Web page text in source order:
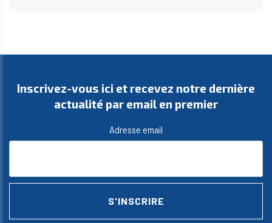
Inscrivez-vous ici et recevez notre dernière
actualité par email en premier
Adresse email